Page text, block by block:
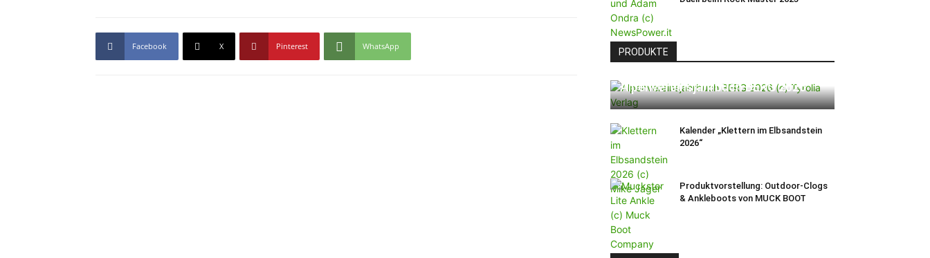
Facebook X Pinterest WhatsApp
PRODUKTE
Alpenvereinsjahrbuch BERG 2026
Kalender „Klettern im Elbsandstein
2026“
Produktvorstellung: Outdoor-Clogs
& Ankleboots von MUCK BOOT